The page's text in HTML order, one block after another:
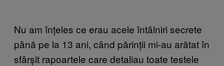
Nu am înțeles ce erau acele întâlniri secrete
până pe la 13 ani, când părinții mi-au arătat în
sfârșit rapoartele care detaliau toate testele